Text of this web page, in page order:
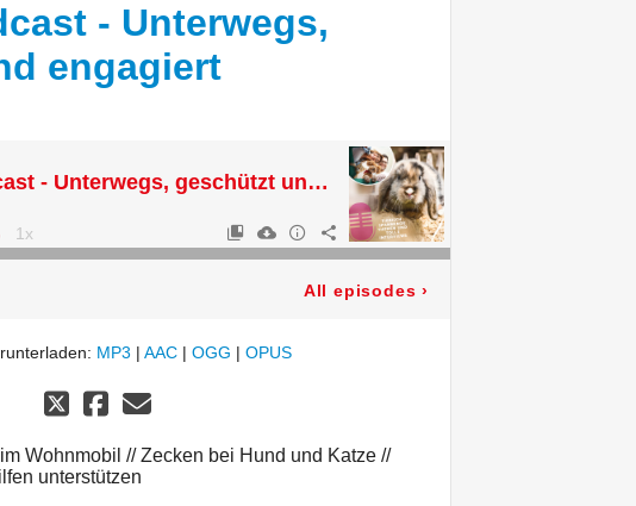
- Unterwegs,
engagiert
Heimtier Podcast - Unterwegs, geschützt und engagiert
All episodes ›
MP3 | AAC | OGG | OPUS
Wohnmobil // Zecken bei Hund und Katze //
unterstützen